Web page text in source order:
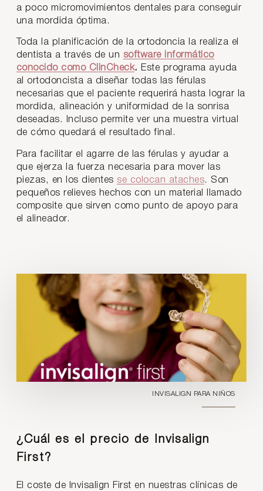
a poco micromovimientos dentales para conseguir
una mordida óptima.
Toda la planificación de la ortodoncia la realiza el
dentista a través de un software informático
conocido como ClinCheck. Este programa ayuda
al ortodoncista a diseñar todas las férulas
necesarias que el paciente requerirá hasta lograr la
mordida, alineación y uniformidad de la sonrisa
deseadas. Incluso permite ver una muestra virtual
de cómo quedará el resultado final.
Para facilitar el agarre de las férulas y ayudar a
que ejerza la fuerza necesaria para mover las
piezas, en los dientes se colocan ataches. Son
pequeños relieves hechos con un material llamado
composite que sirven como punto de apoyo para
el alineador.
INVISALIGN PARA NIÑOS
¿Cuál es el precio de Invisalign
First?
El coste de Invisalign First en nuestras clínicas de